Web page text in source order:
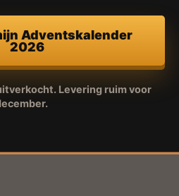
Adventskalender
2026
Levering ruim voor